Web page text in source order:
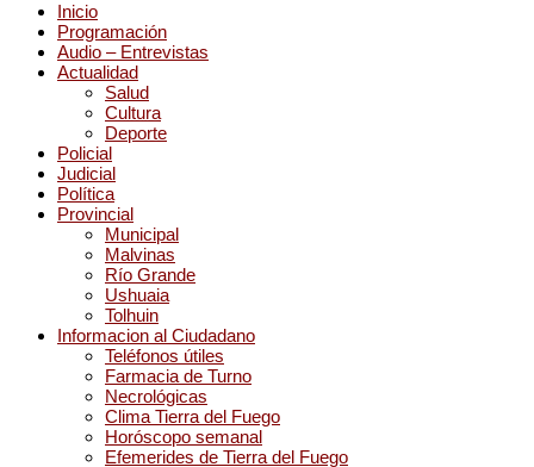
Inicio
Programación
Audio – Entrevistas
Actualidad
Salud
Cultura
Deporte
Policial
Judicial
Política
Provincial
Municipal
Malvinas
Río Grande
Ushuaia
Tolhuin
Informacion al Ciudadano
Teléfonos útiles
Farmacia de Turno
Necrológicas
Clima Tierra del Fuego
Horóscopo semanal
Efemerides de Tierra del Fuego